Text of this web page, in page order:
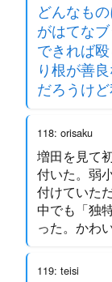
どんなも
がはてな
できれば
り根が善
だろうけ
118: orisaku
増田を見て
付いた。弱
付けていた
中でも「独
った。かわ
119: teisi